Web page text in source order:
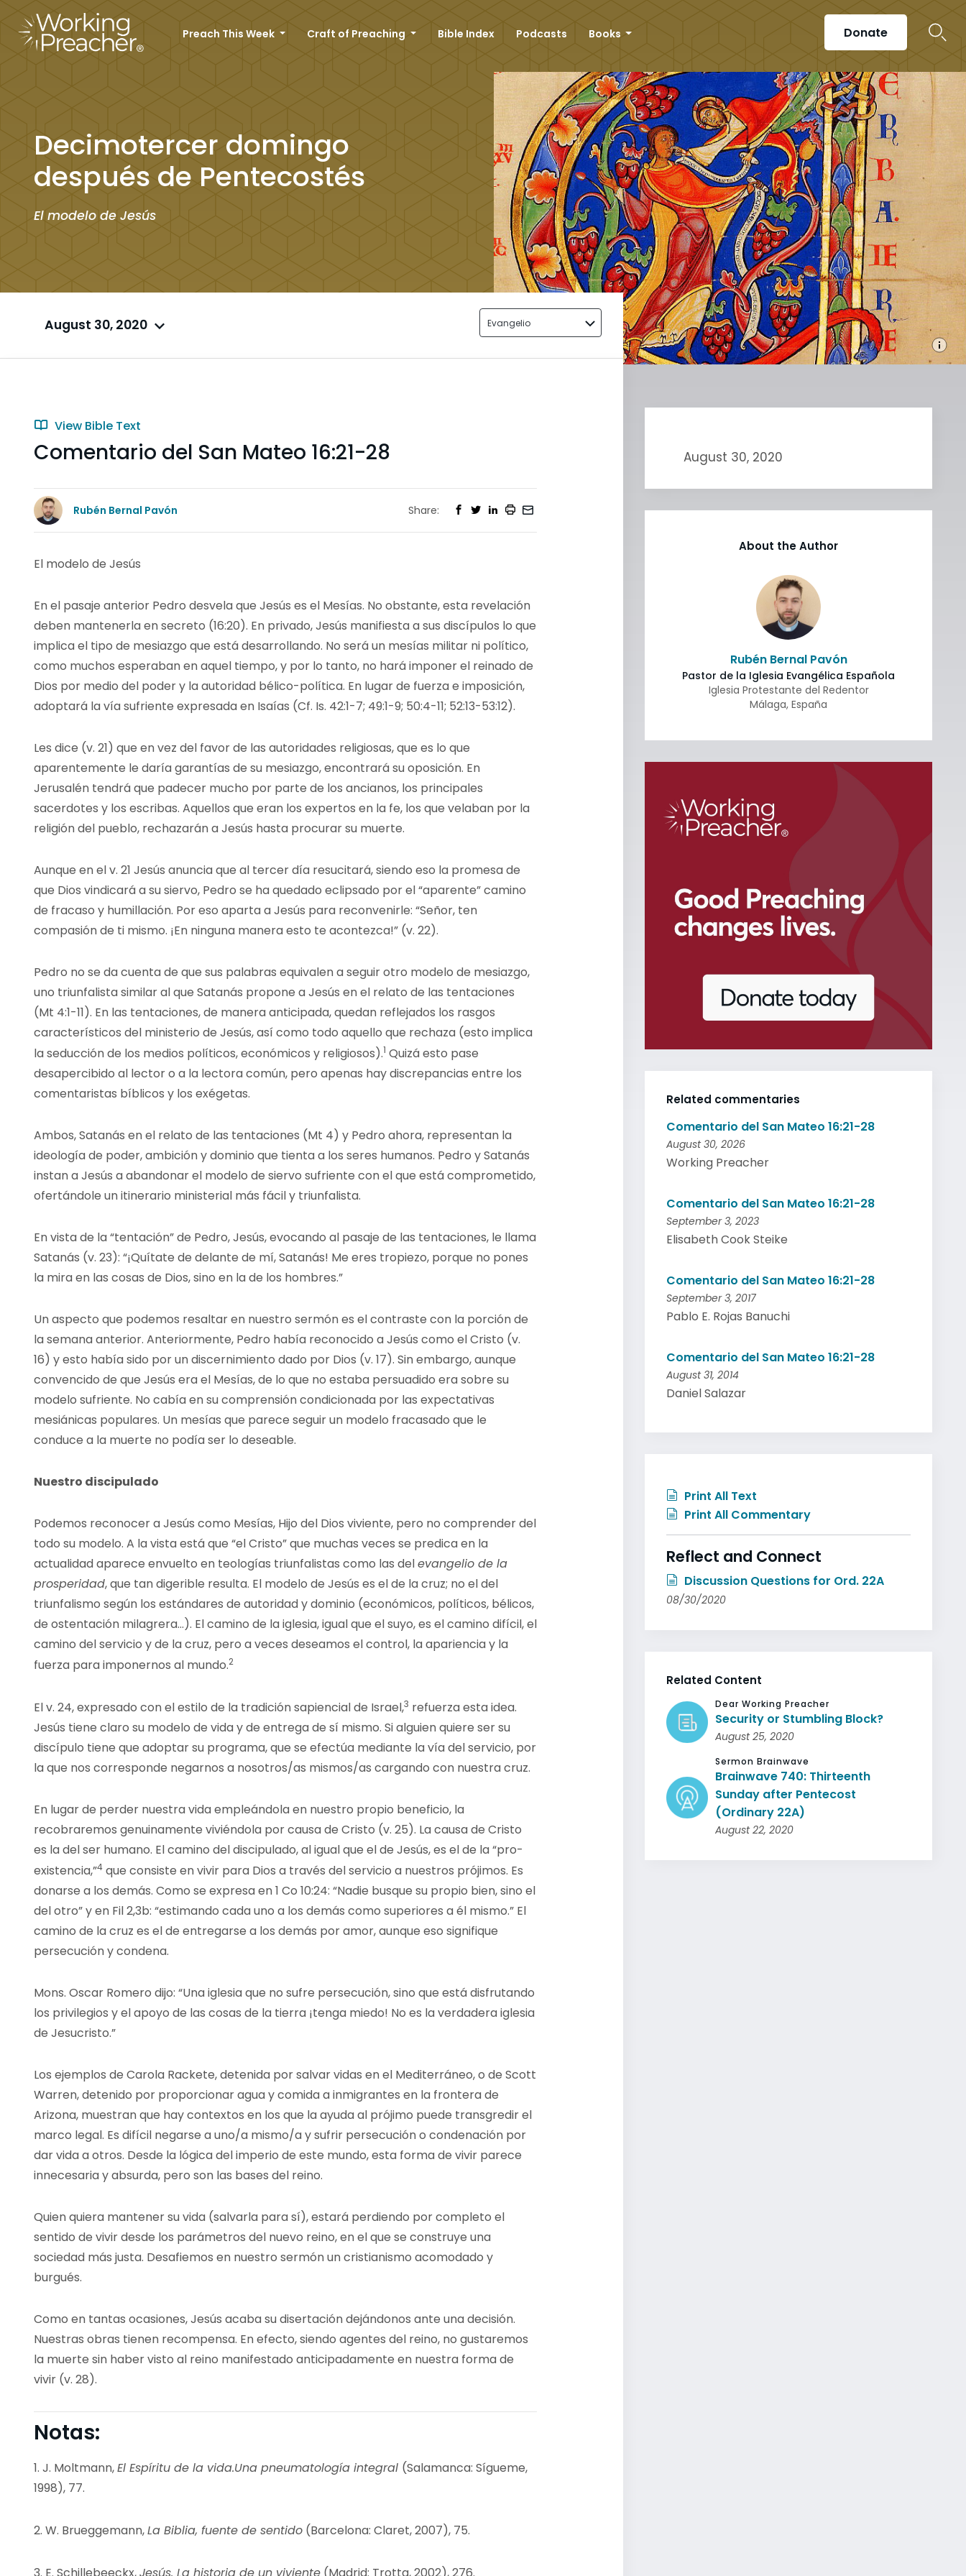
Preach This Week Craft of Preaching Bible Index Podcasts Books Donate
Decimotercer domingo
después de Pentecostés
El modelo de Jesús
August 30, 2020 Evangelio
View Bible Text
Comentario del San Mateo 16:21-28
Rubén Bernal Pavón Share:
El modelo de Jesús
En el pasaje anterior Pedro desvela que Jesús es el Mesías. No obstante, esta revelación
deben mantenerla en secreto (16:20). En privado, Jesús manifiesta a sus discípulos lo que
implica el tipo de mesiazgo que está desarrollando. No será un mesías militar ni político,
como muchos esperaban en aquel tiempo, y por lo tanto, no hará imponer el reinado de
Dios por medio del poder y la autoridad bélico-política. En lugar de fuerza e imposición,
adoptará la vía sufriente expresada en Isaías (Cf. Is. 42:1-7; 49:1-9; 50:4-11; 52:13-53:12).
Les dice (v. 21) que en vez del favor de las autoridades religiosas, que es lo que
aparentemente le daría garantías de su mesiazgo, encontrará su oposición. En
Jerusalén tendrá que padecer mucho por parte de los ancianos, los principales
sacerdotes y los escribas. Aquellos que eran los expertos en la fe, los que velaban por la
religión del pueblo, rechazarán a Jesús hasta procurar su muerte.
Aunque en el v. 21 Jesús anuncia que al tercer día resucitará, siendo eso la promesa de
que Dios vindicará a su siervo, Pedro se ha quedado eclipsado por el “aparente” camino
de fracaso y humillación. Por eso aparta a Jesús para reconvenirle: “Señor, ten
compasión de ti mismo. ¡En ninguna manera esto te acontezca!” (v. 22).
Pedro no se da cuenta de que sus palabras equivalen a seguir otro modelo de mesiazgo,
uno triunfalista similar al que Satanás propone a Jesús en el relato de las tentaciones
(Mt 4:1-11). En las tentaciones, de manera anticipada, quedan reflejados los rasgos
característicos del ministerio de Jesús, así como todo aquello que rechaza (esto implica
la seducción de los medios políticos, económicos y religiosos).1 Quizá esto pase
desapercibido al lector o a la lectora común, pero apenas hay discrepancias entre los
comentaristas bíblicos y los exégetas.
Ambos, Satanás en el relato de las tentaciones (Mt 4) y Pedro ahora, representan la
ideología de poder, ambición y dominio que tienta a los seres humanos. Pedro y Satanás
instan a Jesús a abandonar el modelo de siervo sufriente con el que está comprometido,
ofertándole un itinerario ministerial más fácil y triunfalista.
En vista de la “tentación” de Pedro, Jesús, evocando al pasaje de las tentaciones, le llama
Satanás (v. 23): “¡Quítate de delante de mí, Satanás! Me eres tropiezo, porque no pones
la mira en las cosas de Dios, sino en la de los hombres.”
Un aspecto que podemos resaltar en nuestro sermón es el contraste con la porción de
la semana anterior. Anteriormente, Pedro había reconocido a Jesús como el Cristo (v.
16) y esto había sido por un discernimiento dado por Dios (v. 17). Sin embargo, aunque
convencido de que Jesús era el Mesías, de lo que no estaba persuadido era sobre su
modelo sufriente. No cabía en su comprensión condicionada por las expectativas
mesiánicas populares. Un mesías que parece seguir un modelo fracasado que le
conduce a la muerte no podía ser lo deseable.
Nuestro discipulado
Podemos reconocer a Jesús como Mesías, Hijo del Dios viviente, pero no comprender del
todo su modelo. A la vista está que “el Cristo” que muchas veces se predica en la
actualidad aparece envuelto en teologías triunfalistas como las delevangelio de la
prosperidad, que tan digerible resulta. El modelo de Jesús es el de la cruz; no el del
triunfalismo según los estándares de autoridad y dominio (económicos, políticos, bélicos,
de ostentación milagrera…). El camino de la iglesia, igual que el suyo, es el camino difícil, el
camino del servicio y de la cruz, pero a veces deseamos el control, la apariencia y la
fuerza para imponernos al mundo.2
El v. 24, expresado con el estilo de la tradición sapiencial de Israel,3 refuerza esta idea.
Jesús tiene claro su modelo de vida y de entrega de sí mismo. Si alguien quiere ser su
discípulo tiene que adoptar su programa, que se efectúa mediante la vía del servicio, por
la que nos corresponde negarnos a nosotros/as mismos/as cargando con nuestra cruz.
En lugar de perder nuestra vida empleándola en nuestro propio beneficio, la
recobraremos genuinamente viviéndola por causa de Cristo (v. 25). La causa de Cristo
es la del ser humano. El camino del discipulado, al igual que el de Jesús, es el de la “pro-
existencia,”4 que consiste en vivir para Dios a través del servicio a nuestros prójimos. Es
donarse a los demás. Como se expresa en 1 Co 10:24: “Nadie busque su propio bien, sino el
del otro” y en Fil 2,3b: “estimando cada uno a los demás como superiores a él mismo.” El
camino de la cruz es el de entregarse a los demás por amor, aunque eso signifique
persecución y condena.
Mons. Oscar Romero dijo: “Una iglesia que no sufre persecución, sino que está disfrutando
los privilegios y el apoyo de las cosas de la tierra ¡tenga miedo! No es la verdadera iglesia
de Jesucristo.”
Los ejemplos de Carola Rackete, detenida por salvar vidas en el Mediterráneo, o de Scott
Warren, detenido por proporcionar agua y comida a inmigrantes en la frontera de
Arizona, muestran que hay contextos en los que la ayuda al prójimo puede transgredir el
marco legal. Es difícil negarse a uno/a mismo/a y sufrir persecución o condenación por
dar vida a otros. Desde la lógica del imperio de este mundo, esta forma de vivir parece
innecesaria y absurda, pero son las bases del reino.
Quien quiera mantener su vida (salvarla para sí), estará perdiendo por completo el
sentido de vivir desde los parámetros del nuevo reino, en el que se construye una
sociedad más justa. Desafiemos en nuestro sermón un cristianismo acomodado y
burgués.
Como en tantas ocasiones, Jesús acaba su disertación dejándonos ante una decisión.
Nuestras obras tienen recompensa. En efecto, siendo agentes del reino, no gustaremos
la muerte sin haber visto al reino manifestado anticipadamente en nuestra forma de
vivir (v. 28).
Notas:
1. J. Moltmann,El Espíritu de la vida.Una pneumatología integral (Salamanca: Sígueme,
1998), 77.
2. W. Brueggemann,La Biblia, fuente de sentido (Barcelona: Claret, 2007), 75.
August 30, 2020
About the Author
Rubén Bernal Pavón
Pastor de la Iglesia Evangélica Española
Iglesia Protestante del Redentor
Málaga, España
Related commentaries
Comentario del San Mateo 16:21-28
August 30, 2026
Working Preacher
Comentario del San Mateo 16:21-28
September 3, 2023
Elisabeth Cook Steike
Comentario del San Mateo 16:21-28
September 3, 2017
Pablo E. Rojas Banuchi
Comentario del San Mateo 16:21-28
August 31, 2014
Daniel Salazar
Print All Text
Print All Commentary
Reflect and Connect
Discussion Questions for Ord. 22A
08/30/2020
Related Content
Dear Working Preacher
Security or Stumbling Block?
August 25, 2020
Sermon Brainwave
Brainwave 740: Thirteenth
Sunday after Pentecost
(Ordinary 22A)
August 22, 2020